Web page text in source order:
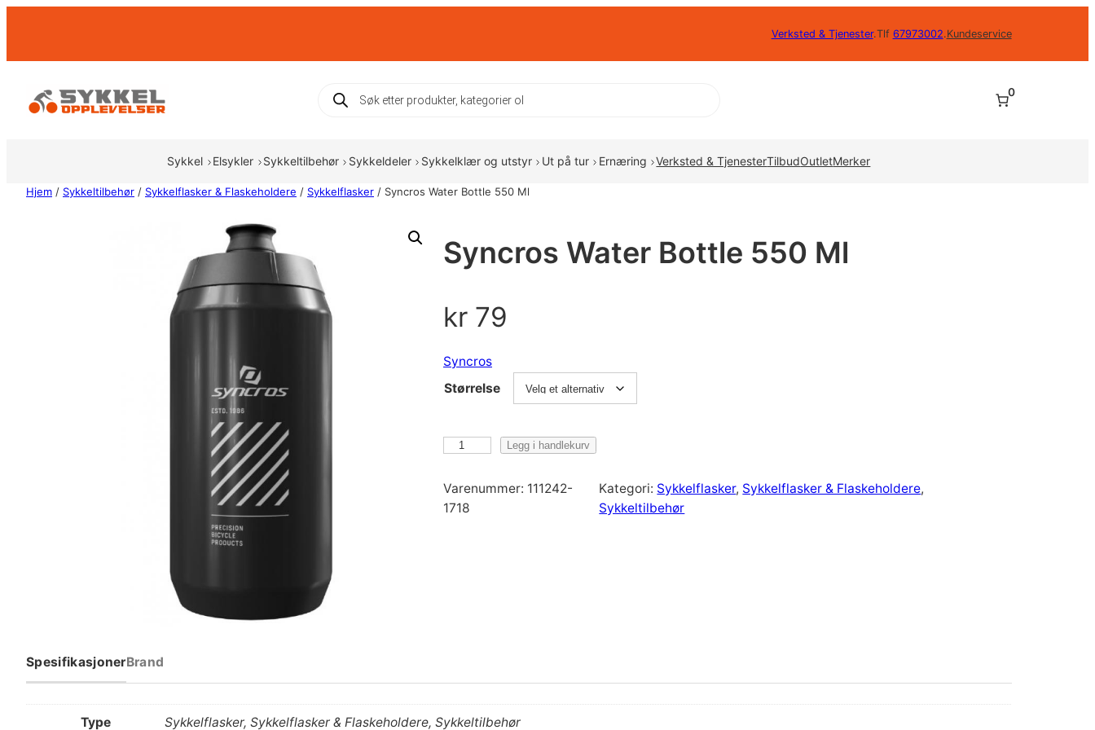
Verksted & Tjenester.Tlf 67973002.Kundeservice
Products
search
0
Sykkel Elsykler Sykkeltilbehør Sykkeldeler Sykkelklær og utstyr Ut på tur Ernæring Verksted & TjenesterTilbudOutletMerker
Hjem / Sykkeltilbehør / Sykkelflasker & Flaskeholdere / Sykkelflasker / Syncros Water Bottle 550 Ml
Syncros Water Bottle 550 Ml
kr 79
Syncros
Størrelse
n
c
B
t
Legg i handlekurv
Varenummer: 111242-
1718
Kategori: Sykkelflasker, Sykkelflasker & Flaskeholdere
Sykkeltilbehør
SpesifikasjonerBrand
Type Sykkelflasker, Sykkelflasker & Flaskeholdere, Sykkeltilbehør